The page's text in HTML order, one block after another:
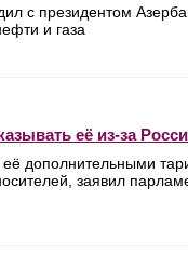
с президентом
и газа
её из-за
дополнительными
заявил